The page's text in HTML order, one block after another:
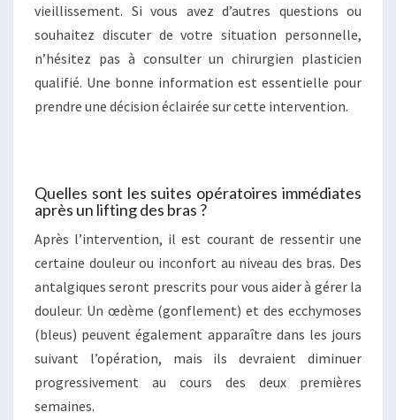
vieillissement. Si vous avez d’autres questions ou
souhaitez discuter de votre situation personnelle,
n’hésitez pas à consulter un chirurgien plasticien
qualifié. Une bonne information est essentielle pour
prendre une décision éclairée sur cette intervention.
Quelles sont les suites opératoires immédiates
après un lifting des bras ?
Après l’intervention, il est courant de ressentir une
certaine douleur ou inconfort au niveau des bras. Des
antalgiques seront prescrits pour vous aider à gérer la
douleur. Un œdème (gonflement) et des ecchymoses
(bleus) peuvent également apparaître dans les jours
suivant l’opération, mais ils devraient diminuer
progressivement au cours des deux premières
semaines.